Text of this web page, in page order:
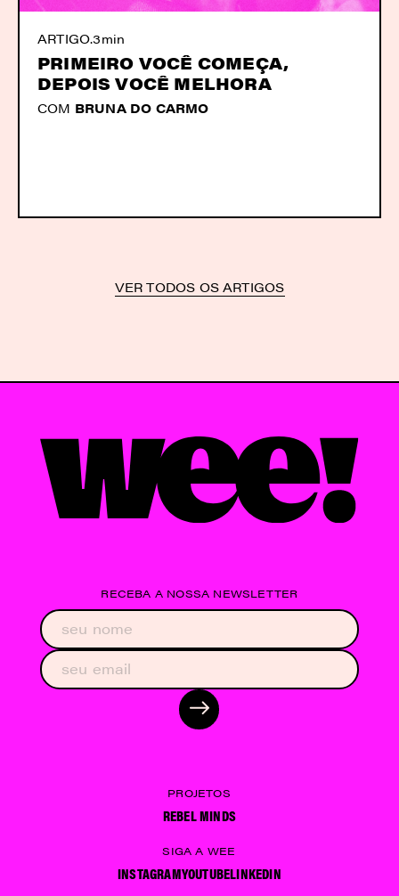
ARTIGO.3min
PRIMEIRO VOCÊ COMEÇA,
DEPOIS VOCÊ MELHORA
COM BRUNA DO CARMO
VER TODOS OS ARTIGOS
RECEBA A NOSSA NEWSLETTER
PROJETOS
REBEL MINDS
SIGA A WEE
INSTAGRAMYOUTUBELINKEDIN